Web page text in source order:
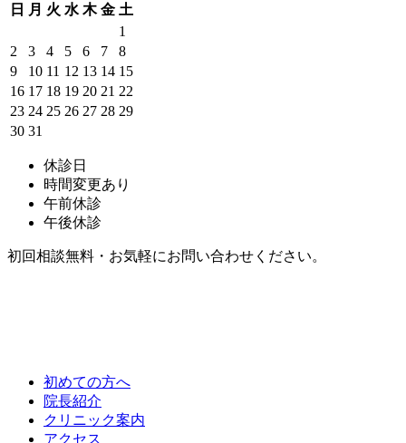
日
月 火 水 木 金 土
1
2
3 4 5 6 7
8
9
10 11 12 13 14 15
16 17 18 19 20 21 22
23 24 25 26 27 28 29
30 31
休診日
時間変更あり
午前休診
午後休診
初回相談無料・お気軽にお問い合わせください。
初めての方へ
院長紹介
クリニック案内
アクセス